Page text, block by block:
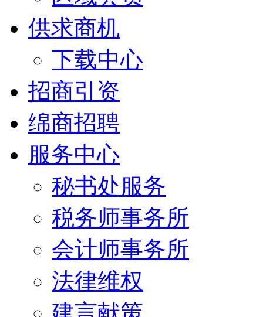
供求商机
下载中心
招商引资
绵商招聘
服务中心
秘书处服务
税务师事务所
会计师事务所
法律维权